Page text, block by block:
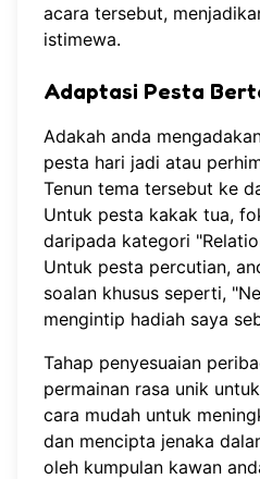
acara tersebut,
istimewa.
Adaptasi Pesta
Adakah anda
pesta hari jadi atau
Tenun tema tersebut ke
Untuk pesta kakak tua,
daripada kategori
Untuk pesta percutian,
soalan khusus seperti,
mengintip hadiah saya
Tahap penyesuaian
permainan rasa unik
cara mudah untuk
dan mencipta jenaka
oleh kumpulan kawan